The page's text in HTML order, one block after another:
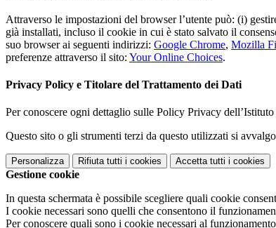
Attraverso le impostazioni del browser l’utente può: (i)
già installati, incluso il cookie in cui è stato salvato il
suo browser ai seguenti indirizzi: Google Chrome, Mozilla
preferenze attraverso il sito: Your Online Choices.
Privacy Policy e Titolare del Trattamento dei Dati
Per conoscere ogni dettaglio sulle Policy Privacy
Questo sito o gli strumenti terzi da questo utilizzati si
Personalizza Rifiuta tutti i cookies Accetta tutti i cookies
Gestione cookie
In questa schermata è possibile scegliere quali cookie
I cookie necessari sono quelli che consentono il
Per conoscere quali sono i cookie necessari al